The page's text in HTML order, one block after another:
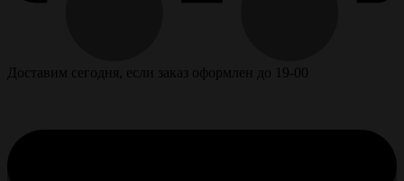
Доставим сегодня, если заказ оформлен до 19-00